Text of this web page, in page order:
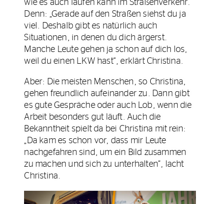
wie es auch laufen kann im Straßenverkehr.
Denn: „Gerade auf den Straßen siehst du ja
viel. Deshalb gibt es natürlich auch
Situationen, in denen du dich ärgerst.
Manche Leute gehen ja schon auf dich los,
weil du einen LKW hast“, erklärt Christina.
Aber: Die meisten Menschen, so Christina,
gehen freundlich aufeinander zu. Dann gibt
es gute Gespräche oder auch Lob, wenn die
Arbeit besonders gut läuft. Auch die
Bekanntheit spielt da bei Christina mit rein:
„Da kam es schon vor, dass mir Leute
nachgefahren sind, um ein Bild zusammen
zu machen und sich zu unterhalten“, lacht
Christina.